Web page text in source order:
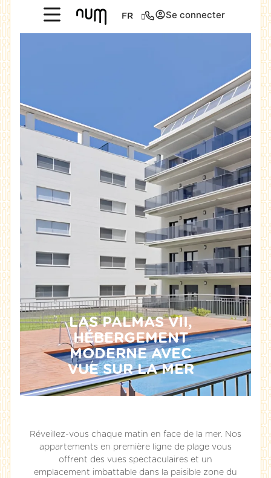
FR Se connecter
LAS PALMAS VII,
HÉBERGEMENT
MODERNE AVEC
VUE SUR LA MER
Réveillez-vous chaque matin en face de la mer. Nos
appartements en première ligne de plage vous
offrent des vues spectaculaires et un
emplacement imbattable dans la paisible zone du